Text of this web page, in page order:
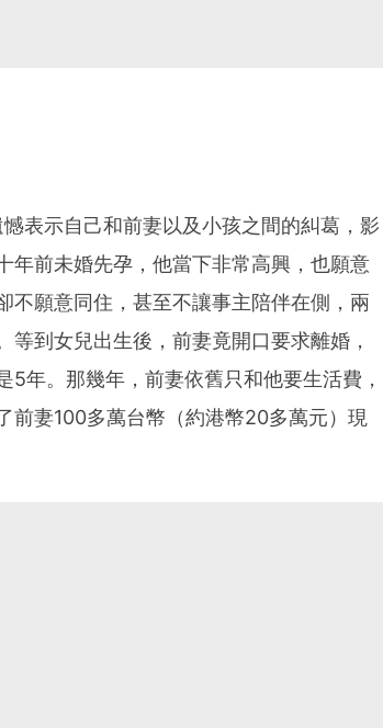
表示自己和前妻以及小孩之間的糾葛，影
年前未婚先孕，他當下非常高興，也願意
不願意同住，甚至不讓事主陪伴在側，兩
到女兒出生後，前妻竟開口要求離婚，
年。那幾年，前妻依舊只和他要生活費，
前妻100多萬台幣（約港幣20多萬元）現